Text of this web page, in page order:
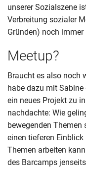
unserer Sozialszene
Verbreitung sozialer
Gründen) noch
Meetup?
Braucht es also noch
habe dazu mit
ein neues Projekt zu
nachdachte: Wie
bewegenden Themen
einen tieferen
Themen arbeiten
des Barcamps